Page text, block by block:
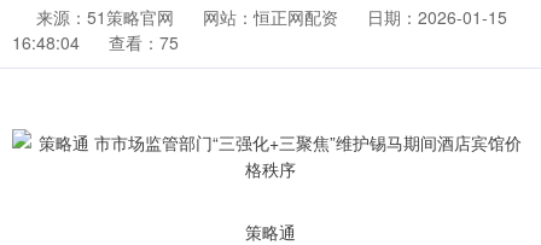
来源：51策略官网 网站：恒正网配资
日期：2026-01-15
16:48:04
查看：75
策略通